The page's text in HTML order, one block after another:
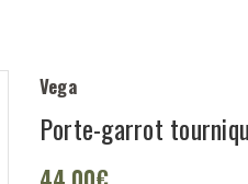
Vega
Porte-garrot